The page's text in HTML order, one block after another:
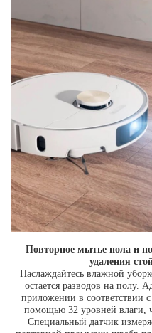
Повторное мытье пола и
удаления
Наслаждайтесь влажной
остается разводов на полу.
приложении в соответствии
помощью 32 уровней влаги,
Специальный датчик